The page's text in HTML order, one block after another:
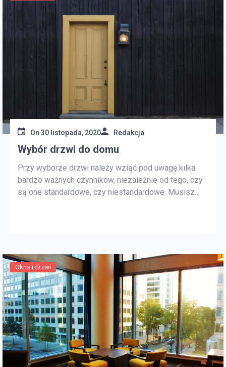
On 30 listopada, 2020 Redakcja
Wybór drzwi do domu
Przy wyborze drzwi należy wziąć pod uwagę kilka
bardzo ważnych czynników, niezależnie od tego, czy
są one standardowe, czy niestandardowe. Musisz
podnośniki panelowe i ruchome ściany. Istnieją […]
Okna i drzwi